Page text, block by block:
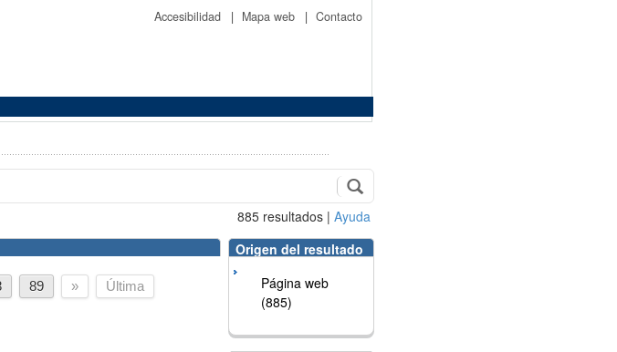
Accesibilidad | Mapa web | Contacto
885 resultados | Ayuda
89 » Última
Origen del resultado
Página web
(885)